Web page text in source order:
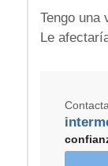
Tengo una
Le